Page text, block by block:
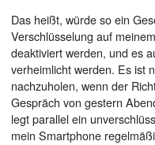
Das heißt, würde so ein
Verschlüsselung auf
deaktiviert werden, und es
verheimlicht werden. Es ist
nachzuholen, wenn der
Gespräch von gestern
legt parallel ein
mein Smartphone